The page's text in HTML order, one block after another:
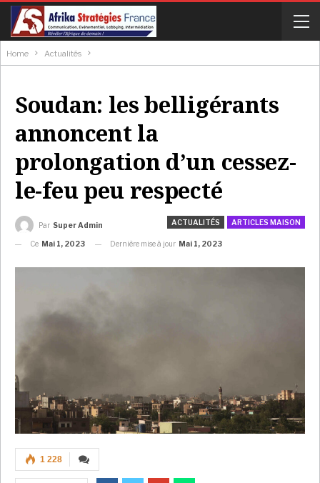
Home Actualités
Soudan: les belligérants
annoncent la
prolongation d’un cessez-
le-feu peu respecté
ACTUALITÉS ARTICLES MAISON
Par Super Admin
Ce Mai 1, 2023 Dernière mise à jour Mai 1, 2023
1 228